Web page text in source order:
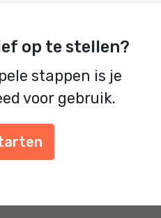
op te stellen?
stappen is je
voor gebruik.